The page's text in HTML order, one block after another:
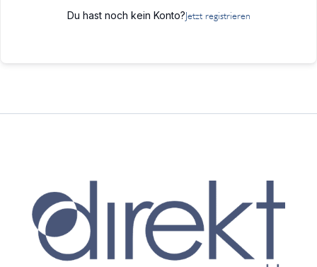
Du hast noch kein Konto?Jetzt registrieren